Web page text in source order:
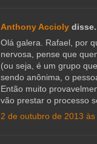
Anthony Accioly
Olá galera. Rafael, por
nervosa, pense que
(ou seja, é um grupo
sendo anônima, o
Então muito
vão prestar o processo
2 de outubro de 2013